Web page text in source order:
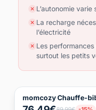
L’autonomie
La recharge
l’électricité
Les
surtout les petits